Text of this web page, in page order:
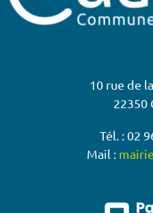
10 rue de
22350
Tél. : 02
Mail :